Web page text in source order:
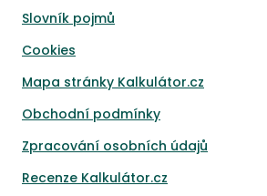
Slovník pojmů
Cookies
Mapa stránky Kalkulátor.cz
Obchodní podmínky
Zpracování osobních údajů
Recenze Kalkulátor.cz